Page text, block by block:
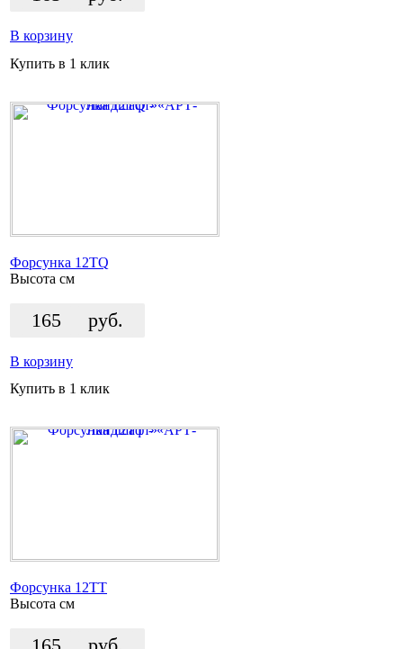
В корзину
Купить в 1 клик
Форсунка 12TQ
Высота см
165 руб.
В корзину
Купить в 1 клик
Форсунка 12TТ
Высота см